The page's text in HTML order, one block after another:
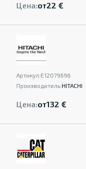
Цена:от22 €
Артикул:Е12079696
Производитель:HITACHI
Цена:от132 €